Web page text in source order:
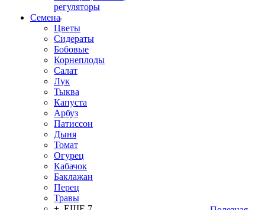
регуляторы
Семена
Цветы
Сидераты
Бобовые
Корнеплоды
Салат
Лук
Тыква
Капуста
Арбуз
Патиссон
Дыня
Томат
Огурец
Кабачок
Баклажан
Перец
Травы